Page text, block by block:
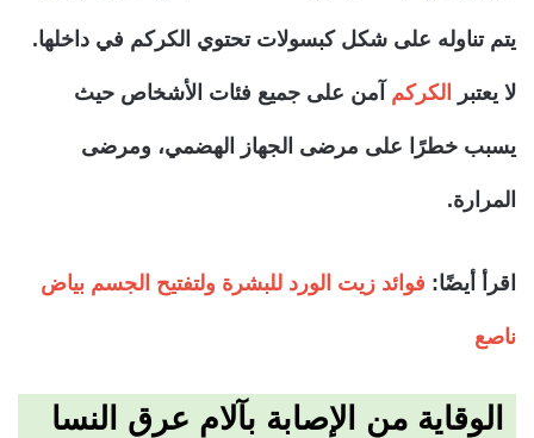
يتم تناوله على شكل كبسولات تحتوي الكركم في داخلها.
لا يعتبر الكركم آمن على جميع فئات الأشخاص حيث
يسبب خطرًا على مرضى الجهاز الهضمي، ومرضى
المرارة.
اقرأ أيضًا: فوائد زيت الورد للبشرة ولتفتيح الجسم بياض
ناصع
الوقاية من الإصابة بآلام عرق النسا